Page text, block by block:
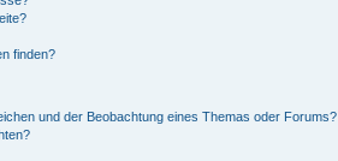
finden?
und der Beobachtung eines Themas oder Forums?